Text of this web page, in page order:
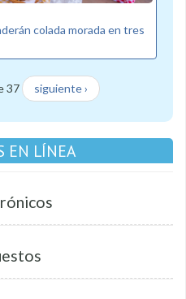
colada morada en tres
37 siguiente ›
EN LÍNEA